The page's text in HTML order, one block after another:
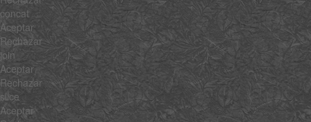
concat
Aceptar
Rechazar
join
Aceptar
Rechazar
slice
Aceptar